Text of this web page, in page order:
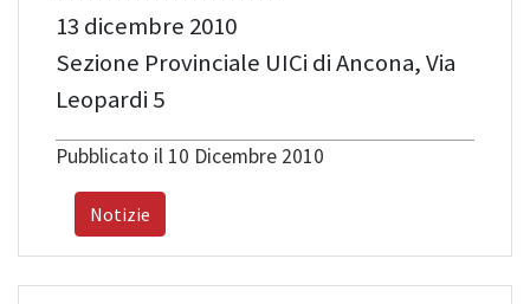
13 dicembre 2010
Sezione Provinciale UICi di Ancona, Via
Leopardi 5
Pubblicato il 10 Dicembre 2010
Notizie